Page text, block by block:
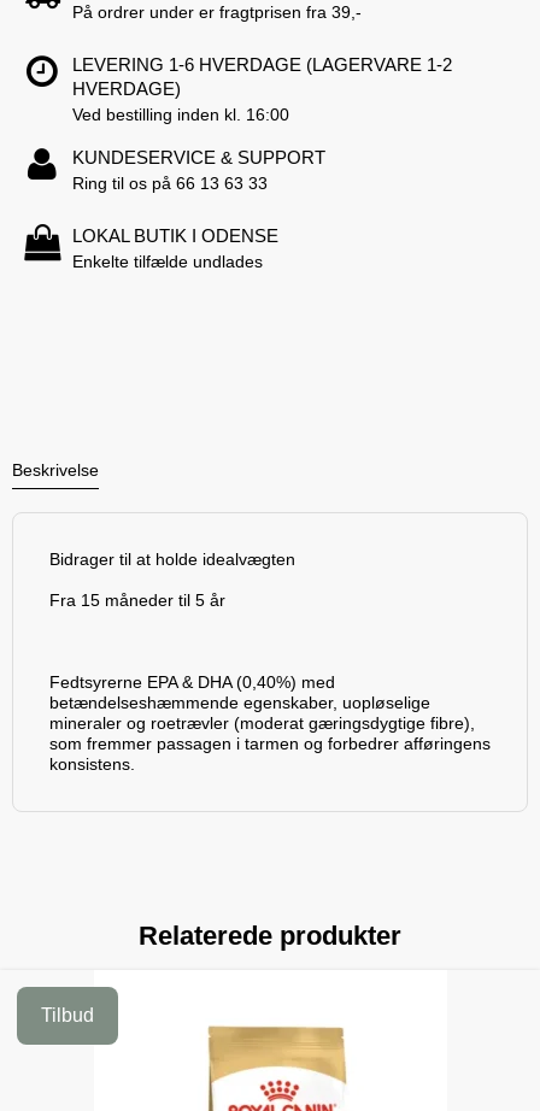
På ordrer under er fragtprisen fra 39,-
LEVERING 1-6 HVERDAGE (LAGERVARE 1-2
HVERDAGE)
Ved bestilling inden kl. 16:00
KUNDESERVICE & SUPPORT
Ring til os på 66 13 63 33
LOKAL BUTIK I ODENSE
Enkelte tilfælde undlades
Beskrivelse
Bidrager til at holde idealvægten
Fra 15 måneder til 5 år
Fedtsyrerne EPA & DHA (0,40%) med
betændelseshæmmende egenskaber, uopløselige
mineraler og roetrævler (moderat gæringsdygtige fibre),
som fremmer passagen i tarmen og forbedrer afføringens
konsistens.
Relaterede produkter
Tilbud